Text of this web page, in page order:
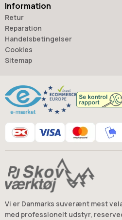
“Vi bygger vores løsninger på
- så du kan træffe
det rigtige valg, hver gang.
- Jan “Savdoktoren” Østergaard
Information
Retur
Reparation
Handelsbetingelser
Cookies
Sitemap
Vi er Danmarks suverænt mest
med professionelt udstyr,